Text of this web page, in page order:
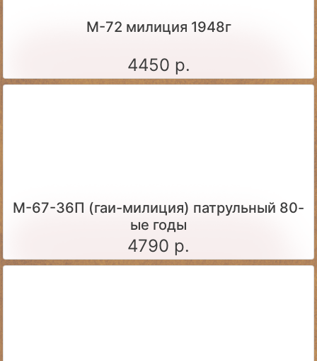
М-72 милиция 1948г
4450 р.
М-67-36П (гаи-милиция) патрульный 80-
ые годы
4790 р.